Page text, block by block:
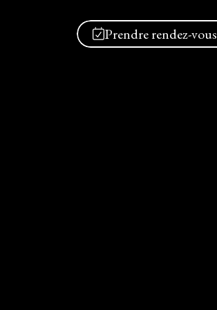
Prendre rendez-vous